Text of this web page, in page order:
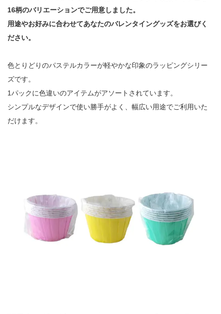
16柄のバリエーションでご用意しました。
用途やお好みに合わせてあなたのバレンタイングッズをお選びく
ださい。
色とりどりのパステルカラーが軽やかな印象のラッピングシリー
ズです。
1パックに色違いのアイテムがアソートされています。
シンプルなデザインで使い勝手がよく、幅広い用途でご利用いた
だけます。